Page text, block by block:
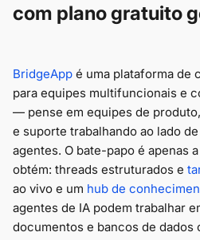
com plano gratuito
BridgeApp é uma plataforma de
para equipes multifuncionais e
— pense em equipes de
e suporte trabalhando ao lado
agentes. O bate-papo é apenas
obtém: threads estruturados e
ao vivo e um hub de
agentes de IA podem trabalhar
documentos e bancos de dados